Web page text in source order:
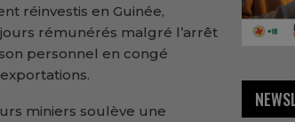
réinvestis en Guinée,
rémunérés malgré l’arrêt
personnel en congé
miniers soulève une